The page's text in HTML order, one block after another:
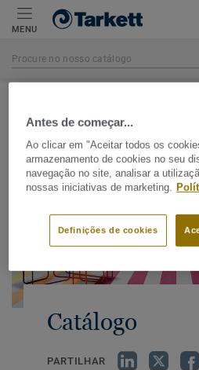
MENU
Catálogo
PARTILHAR
Antes de começar...
Ao clicar em "Aceitar todos os
armazenamento de cookies no seu
navegação no site, analisar a
nossas iniciativas de marketing.
Definições de cookies